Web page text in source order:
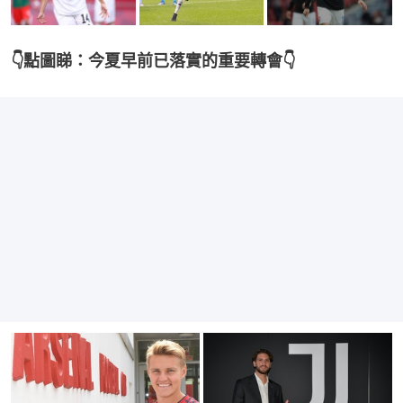
👇點圖睇：今夏早前已落實的重要轉會👇